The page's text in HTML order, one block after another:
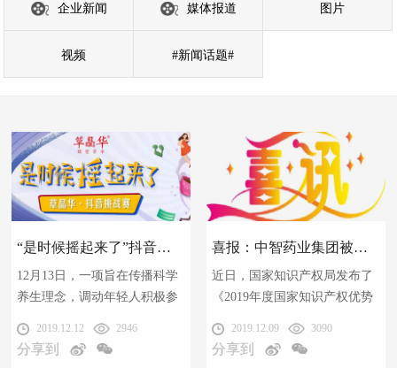
企业新闻 媒体报道 图片
视频 #新闻话题#
“是时候摇起来了”抖音挑战赛上线，和你一起玩转养生潮生活
12月13日，一项旨在传播科学
养生理念，调动年轻人积极参
了”抖音挑战赛正式上线。只要
你关注赛事，跟着达人秀出你
2019.12.12 2946
分享到
喜报：中智药业集团被认定为国家知识产权示范企业
近日，国家知识产权局发布了
《2019年度国家知识产权优势
示》。中智药业集团被认定
为“国家知识产权示范企业”，
2019.12.09 3090
分享到